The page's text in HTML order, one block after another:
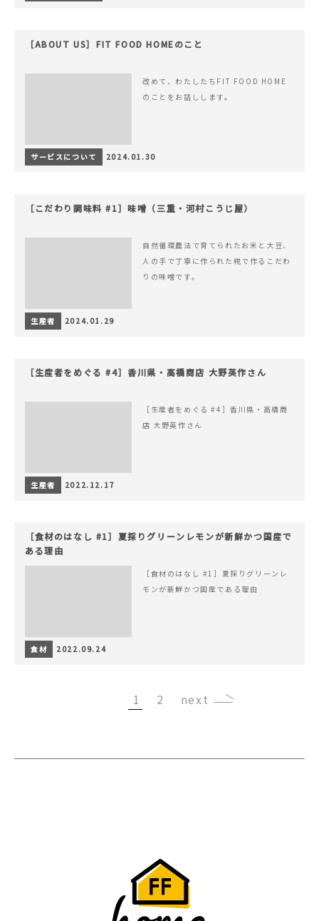
［ABOUT US］FIT FOOD HOMEのこと
改めて、わたしたちFIT FOOD HOME
のことをお話しします。
サービスについて 2024.01.30
［こだわり調味料 #1］味噌（三重・河村こうじ屋）
自然循環農法で育てられたお米と大豆、
人の手で丁寧に作られた糀で作るこだわ
りの味噌です。
生産者 2024.01.29
［生産者をめぐる #4］香川県・高橋商店 大野英作さん
［生産者をめぐる #4］香川県・高橋商
店 大野英作さん
生産者 2022.12.17
［食材のはなし #1］夏採りグリーンレモンが新鮮かつ国産で
ある理由
［食材のはなし #1］夏採りグリーンレ
モンが新鮮かつ国産である理由
食材 2022.09.24
1 2 ›